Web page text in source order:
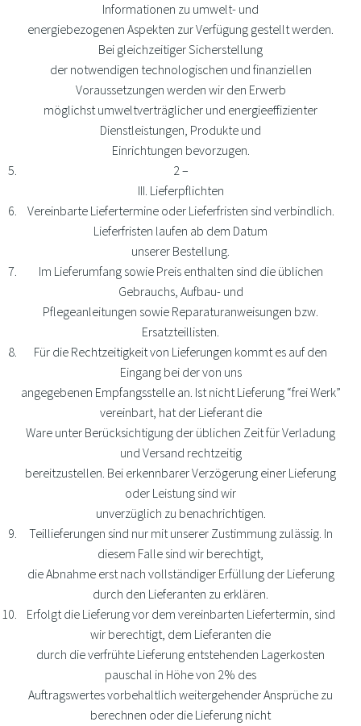
Informationen zu umwelt- und
energiebezogenen Aspekten zur Verfügung gestellt werden.
Bei gleichzeitiger Sicherstellung
der notwendigen technologischen und finanziellen
Voraussetzungen werden wir den Erwerb
möglichst umweltverträglicher und energieeffizienter
Dienstleistungen, Produkte und
Einrichtungen bevorzugen.
2 –
III. Lieferpflichten
Vereinbarte Liefertermine oder Lieferfristen sind verbindlich.
Lieferfristen laufen ab dem Datum
unserer Bestellung.
Im Lieferumfang sowie Preis enthalten sind die üblichen
Gebrauchs, Aufbau- und
Pflegeanleitungen sowie Reparaturanweisungen bzw.
Ersatzteillisten.
Für die Rechtzeitigkeit von Lieferungen kommt es auf den
Eingang bei der von uns
angegebenen Empfangsstelle an. Ist nicht Lieferung “frei Werk”
vereinbart, hat der Lieferant die
Ware unter Berücksichtigung der üblichen Zeit für Verladung
und Versand rechtzeitig
bereitzustellen. Bei erkennbarer Verzögerung einer Lieferung
oder Leistung sind wir
unverzüglich zu benachrichtigen.
Teillieferungen sind nur mit unserer Zustimmung zulässig. In
diesem Falle sind wir berechtigt,
die Abnahme erst nach vollständiger Erfüllung der Lieferung
durch den Lieferanten zu erklären.
Erfolgt die Lieferung vor dem vereinbarten Liefertermin, sind
wir berechtigt, dem Lieferanten die
durch die verfrühte Lieferung entstehenden Lagerkosten
pauschal in Höhe von 2% des
Auftragswertes vorbehaltlich weitergehender Ansprüche zu
berechnen oder die Lieferung nicht